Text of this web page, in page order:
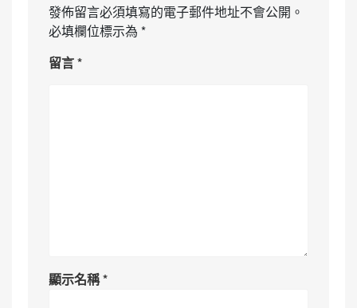
發佈留言必須填寫的電子郵件地址不會公開。
必填欄位標示為 *
留言*
顯示名稱*